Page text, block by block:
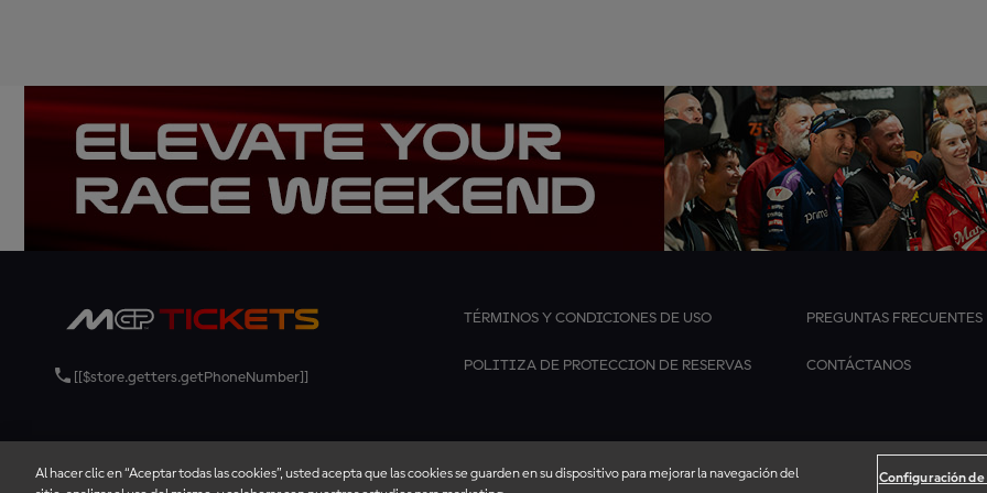
[[$store.getters.getPhoneNumber]]
TÉRMINOS Y CONDICIONES DE USO
POLITIZA DE PROTECCION DE RESERVAS
PREGUNTAS FRECUENTES
CONTÁCTANOS
Al hacer clic en “Aceptar todas las cookies”, usted acepta que las cookies se guarden en su dispositivo para mejorar la navegación del
Configuración de